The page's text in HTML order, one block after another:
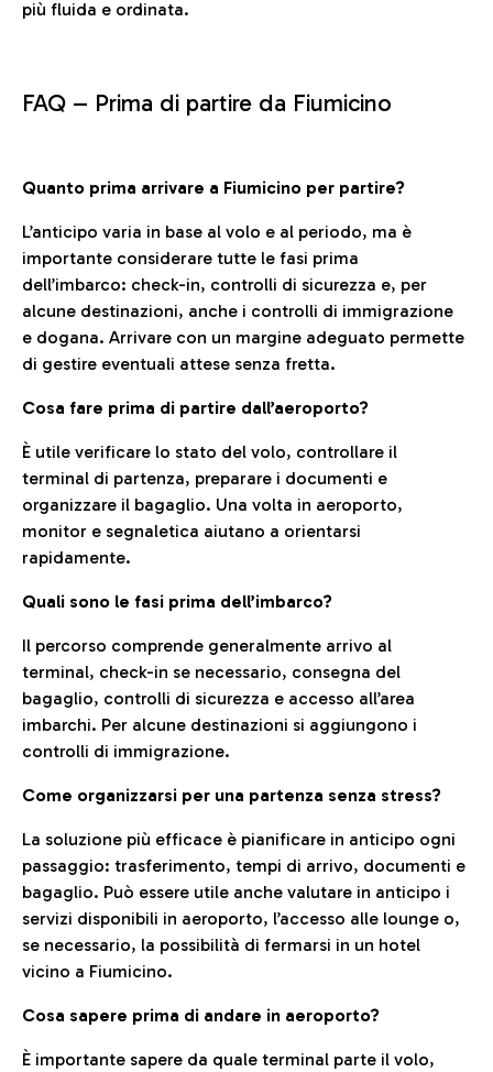
più fluida e ordinata.
FAQ – Prima di partire da Fiumicino
Quanto prima arrivare a Fiumicino per partire?
L’anticipo varia in base al volo e al periodo, ma è
importante considerare tutte le fasi prima
dell’imbarco: check-in, controlli di sicurezza e, per
alcune destinazioni, anche i controlli di immigrazione
e dogana. Arrivare con un margine adeguato permette
di gestire eventuali attese senza fretta.
Cosa fare prima di partire dall’aeroporto?
È utile verificare lo stato del volo, controllare il
terminal di partenza, preparare i documenti e
organizzare il bagaglio. Una volta in aeroporto,
monitor e segnaletica aiutano a orientarsi
rapidamente.
Quali sono le fasi prima dell’imbarco?
Il percorso comprende generalmente arrivo al
terminal, check-in se necessario, consegna del
bagaglio, controlli di sicurezza e accesso all’area
imbarchi. Per alcune destinazioni si aggiungono i
controlli di immigrazione.
Come organizzarsi per una partenza senza stress?
La soluzione più efficace è pianificare in anticipo ogni
passaggio: trasferimento, tempi di arrivo, documenti e
bagaglio. Può essere utile anche valutare in anticipo i
servizi disponibili in aeroporto, l’accesso alle lounge o,
se necessario, la possibilità di fermarsi in un hotel
vicino a Fiumicino.
Cosa sapere prima di andare in aeroporto?
È importante sapere da quale terminal parte il volo,